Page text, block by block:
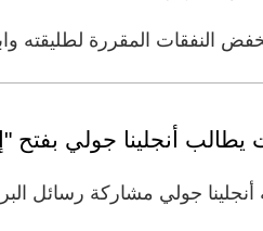
النفقات المقررة لطليقته
جولي مشاركة رسائل